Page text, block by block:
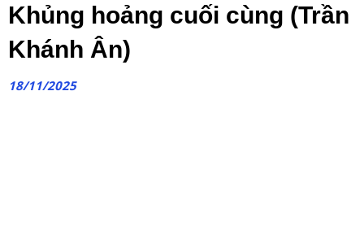
Khủng hoảng cuối cùng (Trần
Khánh Ân)
18/11/2025